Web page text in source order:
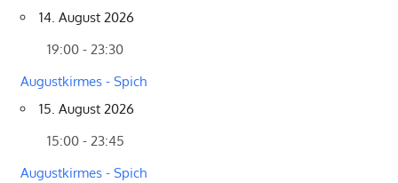
14. August 2026
19:00 - 23:30
Augustkirmes - Spich
15. August 2026
15:00 - 23:45
Augustkirmes - Spich